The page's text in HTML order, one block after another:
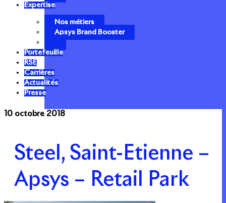
Expertise
Nos métiers
Apsys Brand Booster
Portefeuille
RSE
Carrières
Actualités
Presse
10 octobre 2018
Steel, Saint-Etienne –
Apsys – Retail Park